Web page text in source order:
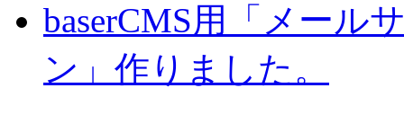
baserCMS用「メール
ン」作りました。